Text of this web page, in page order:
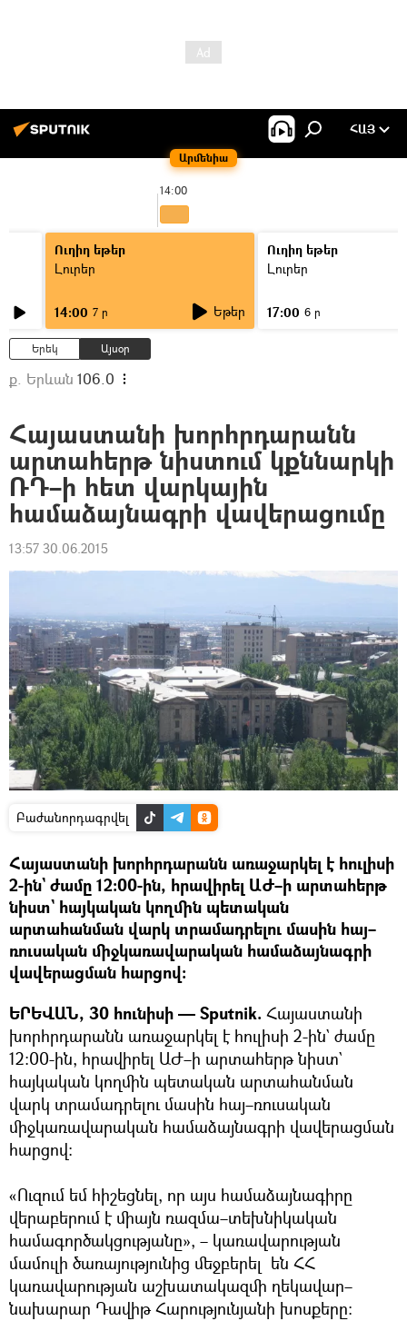
Արմենիա
ՀԱՅ
14:00
Ուղիղ եթեր
Լուրեր
14:00 7 ր Եթեր
Ուղիղ եթեր
Լուրեր
17:00 6 ր
Երեկ Այսօր
ք. Երևան 106.0
Հայաստանի խորհրդարանն
արտահերթ նիստում կքննարկի
ՌԴ–ի հետ վարկային
համաձայնագրի վավերացումը
13:57 30.06.2015
Բաժանորդագրվել
Հայաստանի խորհրդարանն առաջարկել է հուլիսի
2-ին` ժամը 12:00-ին, հրավիրել ԱԺ–ի արտահերթ
նիստ` հայկական կողմին պետական
արտահանման վարկ տրամադրելու մասին հայ–
ռուսական միջկառավարական համաձայնագրի
վավերացման հարցով։
ԵՐԵՎԱՆ, 30 հունիսի — Sputnik. Հայաստանի
խորհրդարանն առաջարկել է հուլիսի 2-ին` ժամը
12:00-ին, հրավիրել ԱԺ–ի արտահերթ նիստ`
հայկական կողմին պետական արտահանման
վարկ տրամադրելու մասին հայ–ռուսական
միջկառավարական համաձայնագրի վավերացման
հարցով։
«Ուզում եմ հիշեցնել, որ այս համաձայնագիրը
վերաբերում է միայն ռազմա–տեխնիկական
համագործակցությանը», – կառավարության
մամուլի ծառայությունից մեջբերել են ՀՀ
կառավարության աշխատակազմի ղեկավար–
նախարար Դավիթ Հարությունյանի խոսքերը։